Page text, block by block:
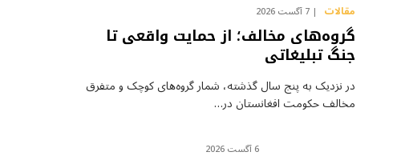
مقالات 7 آگست 2026
گروه‌های مخالف؛ از حمایت واقعی تا
جنگ تبلیغاتی
در نزدیک به پنج سال گذشته، شمار گروه‌های کوچک و متفرق
مخالف حکومت افغانستان در…
6 آگست 2026